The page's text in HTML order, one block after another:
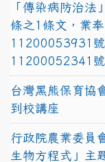
「傳染病防治
條之1條文，業
11200053931
11200052341
台灣黑熊保育協
到校講座
行政院農業委員
生物方程式」主